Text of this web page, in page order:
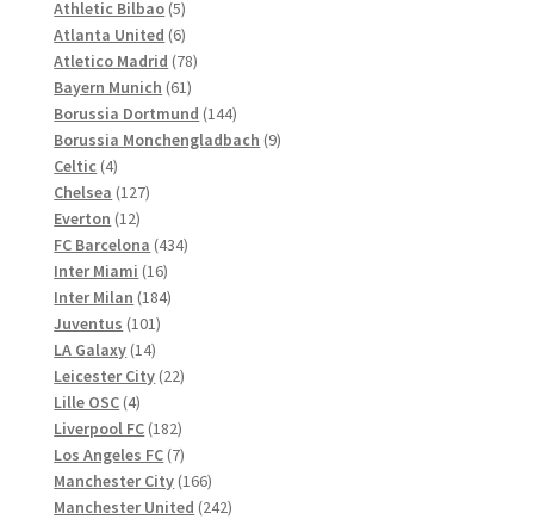
Produkte
Athletic Bilbao 55
Produkte
Atlanta United 66
Produkte
Atletico Madrid 7878
Bayern Munich 6161
Produkte
Borussia Dortmund 144144
Produkte
Borussia Monchengladbach 99
Celtic 44
Produkte
Chelsea 127127
Everton 1212
Produkte
FC Barcelona 434434
Inter Miami 1616
Produkte
Inter Milan 184184
Juventus 101101
LA Galaxy 1414
Produkte
Leicester City 2222
Lille OSC 44
Produkte
Liverpool FC 182182
Produkte
Los Angeles FC 77
Produkte
Manchester City 166166
Produkte
Manchester United 242242